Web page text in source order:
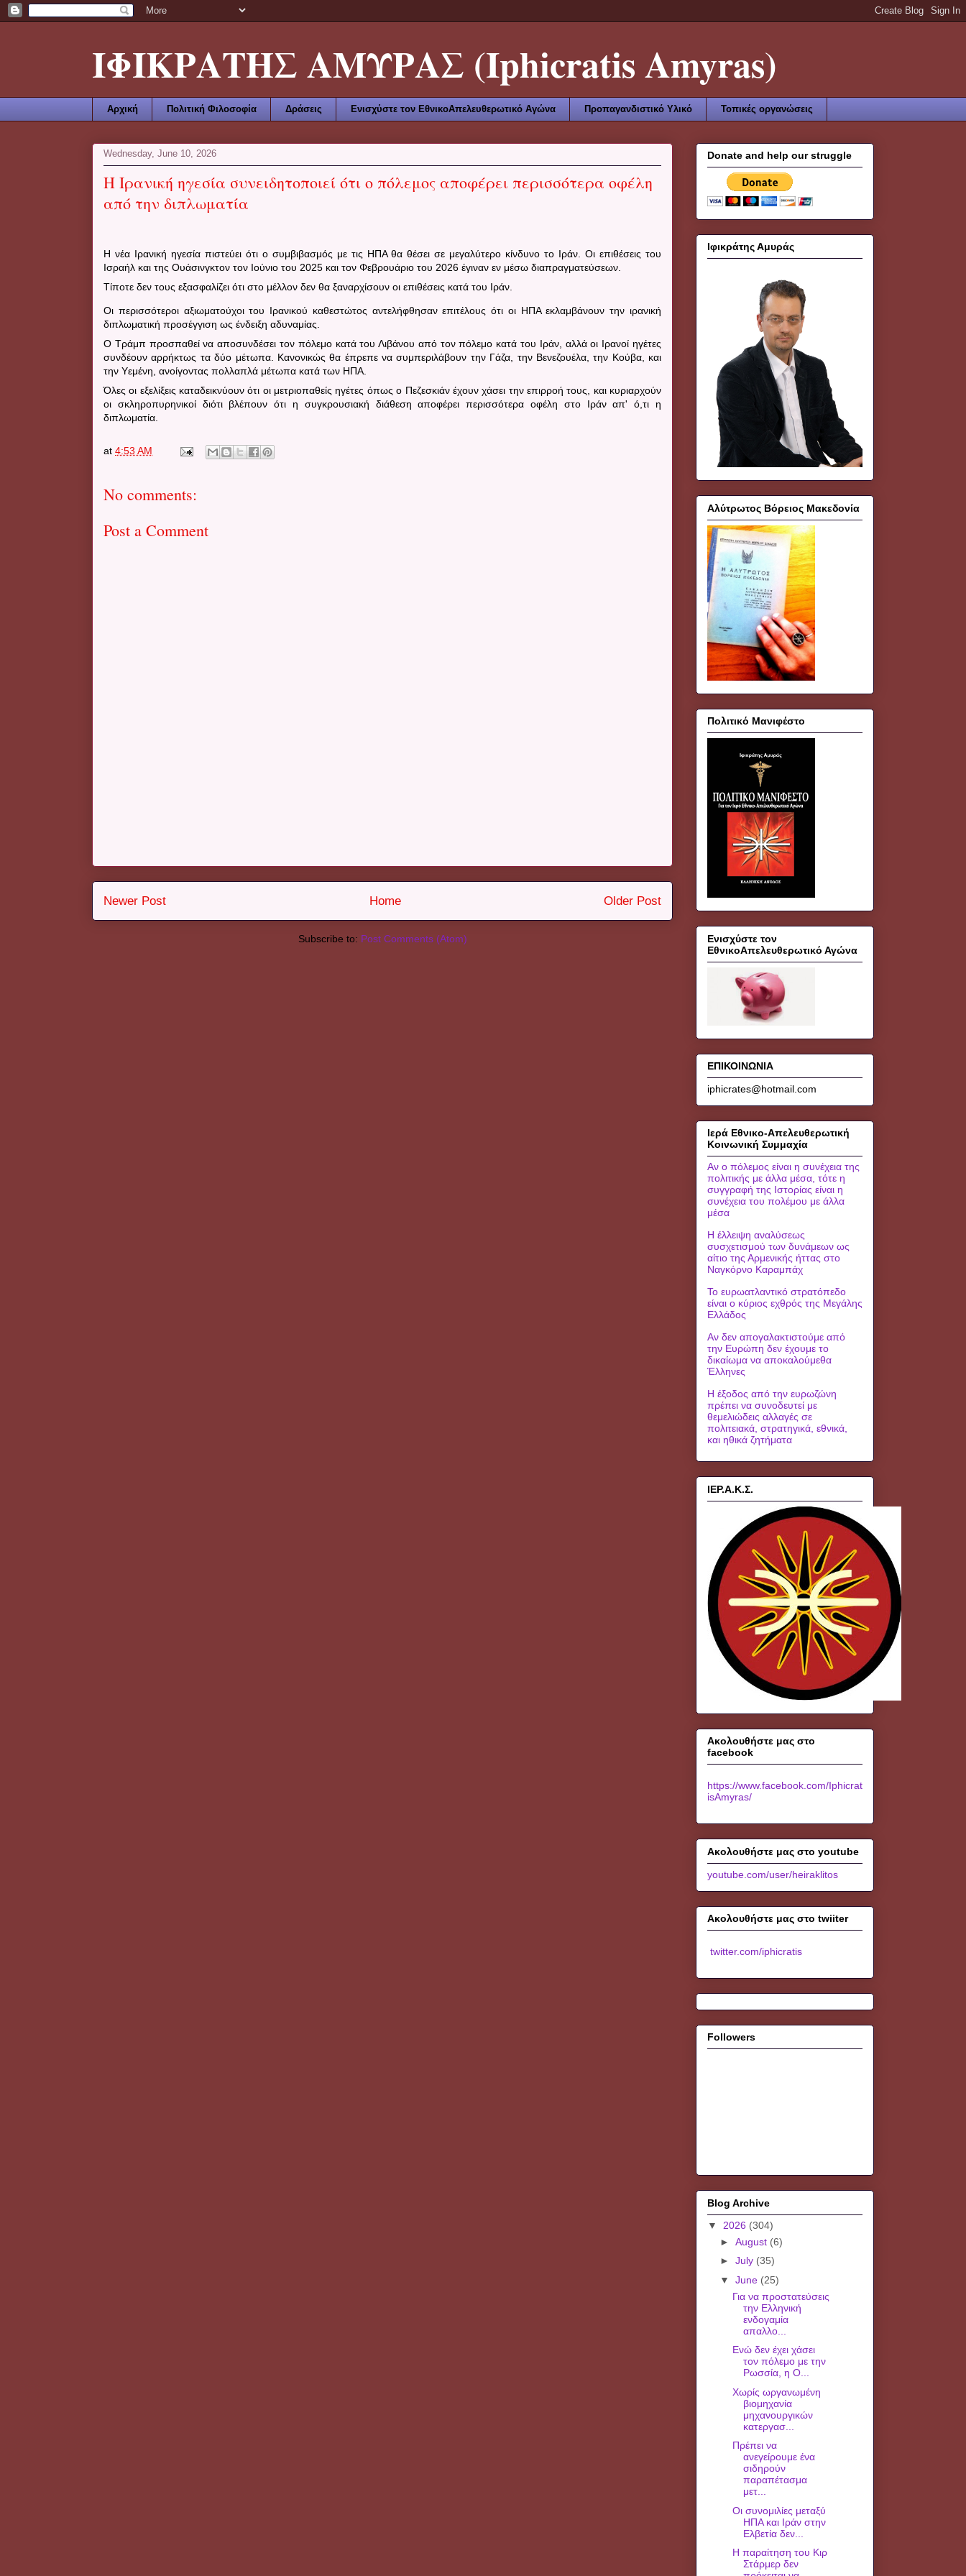
ΙΦΙΚΡΑΤΗΣ ΑΜΥΡΑΣ (Iphicratis Amyras)
Αρχική Πολιτική Φιλοσοφία Δράσεις Ενισχύστε τον ΕθνικοΑπελευθερωτικό Αγώνα Προπαγανδιστικό Υλικό Τοπικές οργανώσεις
Wednesday, June 10, 2026
Η Ιρανική ηγεσία συνειδητοποιεί ότι ο πόλεμος αποφέρει περισσότερα οφέλη
από την διπλωματία
Η νέα Ιρανική ηγεσία πιστεύει ότι ο συμβιβασμός με τις ΗΠΑ θα θέσει σε μεγαλύτερο κίνδυνο το Ιράν. Οι επιθέσεις του
Ισραήλ και της Ουάσινγκτον τον Ιούνιο του 2025 και τον Φεβρουάριο του 2026 έγιναν εν μέσω διαπραγματεύσεων.
Τίποτε δεν τους εξασφαλίζει ότι στο μέλλον δεν θα ξαναρχίσουν οι επιθέσεις κατά του Ιράν.
Οι περισσότεροι αξιωματούχοι του Ιρανικού καθεστώτος αντελήφθησαν επιτέλους ότι οι ΗΠΑ εκλαμβάνουν την ιρανική
διπλωματική προσέγγιση ως ένδειξη αδυναμίας.
Ο Τράμπ προσπαθεί να αποσυνδέσει τον πόλεμο κατά του Λιβάνου από τον πόλεμο κατά του Ιράν, αλλά οι Ιρανοί ηγέτες
συνδέουν αρρήκτως τα δύο μέτωπα. Κανονικώς θα έπρεπε να συμπεριλάβουν την Γάζα, την Βενεζουέλα, την Κούβα, και
την Υεμένη, ανοίγοντας πολλαπλά μέτωπα κατά των ΗΠΑ.
Όλες οι εξελίξεις καταδεικνύουν ότι οι μετριοπαθείς ηγέτες όπως ο Πεζεσκιάν έχουν χάσει την επιρροή τους, και κυριαρχούν
οι σκληροπυρηνικοί διότι βλέπουν ότι η συγκρουσιακή διάθεση αποφέρει περισσότερα οφέλη στο Ιράν απ' ό,τι η
διπλωματία.
at 4:53 AM
No comments:
Post a Comment
Newer Post Older Post
Home
Subscribe to: Post Comments (Atom)
Donate and help our struggle
Ιφικράτης Αμυράς
Αλύτρωτος Βόρειος Μακεδονία
Πολιτικό Μανιφέστο
Ενισχύστε τον
ΕθνικοΑπελευθερωτικό Αγώνα
ΕΠΙΚΟΙΝΩΝΙΑ
iphicrates@hotmail.com
Ιερά Εθνικο-Απελευθερωτική
Κοινωνική Συμμαχία
Αν ο πόλεμος είναι η συνέχεια της
πολιτικής με άλλα μέσα, τότε η
συγγραφή της Ιστορίας είναι η
συνέχεια του πολέμου με άλλα
μέσα
Η έλλειψη αναλύσεως
συσχετισμού των δυνάμεων ως
αίτιο της Αρμενικής ήττας στο
Ναγκόρνο Καραμπάχ
Το ευρωατλαντικό στρατόπεδο
είναι ο κύριος εχθρός της Μεγάλης
Ελλάδος
Αν δεν απογαλακτιστούμε από
την Ευρώπη δεν έχουμε το
δικαίωμα να αποκαλούμεθα
Έλληνες
Η έξοδος από την ευρωζώνη
πρέπει να συνοδευτεί με
θεμελιώδεις αλλαγές σε
πολιτειακά, στρατηγικά, εθνικά,
και ηθικά ζητήματα
ΙΕΡ.Α.Κ.Σ.
Ακολουθήστε μας στο
facebook
https://www.facebook.com/Iphicrat
isAmyras/
Ακολουθήστε μας στο youtube
youtube.com/user/heiraklitos
Ακολουθήστε μας στο twiiter
twitter.com/iphicratis
Followers
Blog Archive
▼ 2026 (304)
► August (6)
► July (35)
▼ June (25)
Για να προστατεύσεις
την Ελληνική
ενδογαμία
απαλλο...
Ενώ δεν έχει χάσει
τον πόλεμο με την
Ρωσσία, η Ο...
Χωρίς ωργανωμένη
βιομηχανία
μηχανουργικών
κατεργασ...
Πρέπει να
ανεγείρουμε ένα
σιδηρούν
παραπέτασμα
μετ...
Οι συνομιλίες μεταξύ
ΗΠΑ και Ιράν στην
Ελβετία δεν...
Η παραίτηση του Κιρ
Στάρμερ δεν